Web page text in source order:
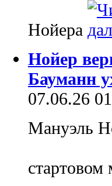
Нойера
Нойер
Бауманн
07.06.26
Мануэль